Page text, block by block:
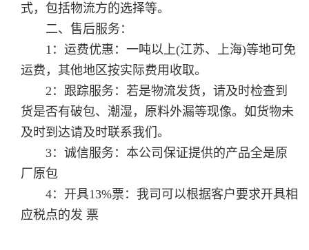
式，包括物流方的选择等。
二、售后服务：
1：运费优惠：一吨以上(江苏、上海)等地可免
运费，其他地区按实际费用收取。
2：跟踪服务：若是物流发货，请及时检查到
货是否有破包、潮湿，原料外漏等现像。如货物未
及时到达请及时联系我们。
3：诚信服务：本公司保证提供的产品全是原
厂原包
4：开具13%票：我司可以根据客户要求开具相
应税点的发 票